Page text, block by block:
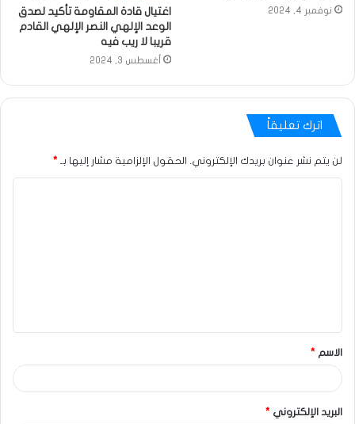
نوفمبر 4, 2024
اغتيال قادة المقاومة تأكيد لصدق
الوعد الإلهي النصر الإلهي القادم
قريبا لا ريب فيه
أغسطس 3, 2024
اترك تعليقاً
لن يتم نشر عنوان بريدك الإلكتروني. الحقول الإلزامية مشار إليها بـ *
الاسم *
البريد الإلكتروني *